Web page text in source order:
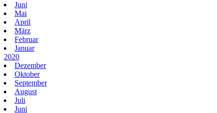
Juni
Mai
April
März
Februar
Januar
2020
Dezember
Oktober
September
August
Juli
Juni